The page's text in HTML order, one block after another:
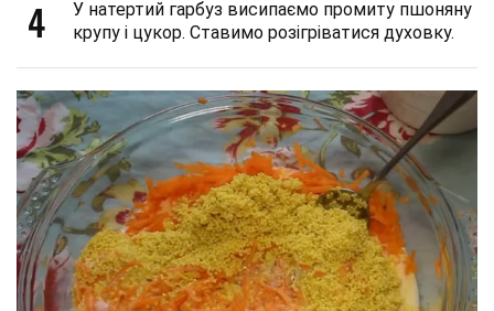
4
У натертий гарбуз висипаємо промиту пшоняну
крупу і цукор. Ставимо розігріватися духовку.